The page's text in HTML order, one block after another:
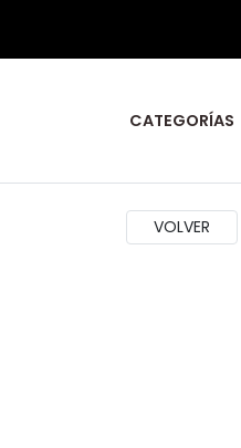
CATEGORÍAS
VOLVER